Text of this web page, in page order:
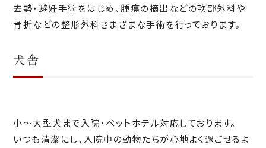
去勢・避妊手術をはじめ、腫瘍の摘出などの軟部外科や
骨折などの整形外科さまざまな手術を行っております。
犬舎
小～大型犬まで入院・ペットホテル対応しております。
いつも清潔にし、入院中の動物たちが心地よく過ごせるよ